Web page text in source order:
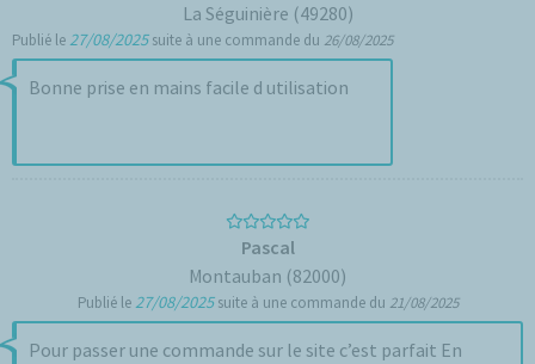
La Séguinière (49280)
Publié le27/08/2025suite à une commande du 26/08/2025
Bonne prise en mains facile d utilisation
Pascal
Montauban (82000)
Publié le27/08/2025suite à une commande du 21/08/2025
Pour passer une commande sur le site c’est parfait En